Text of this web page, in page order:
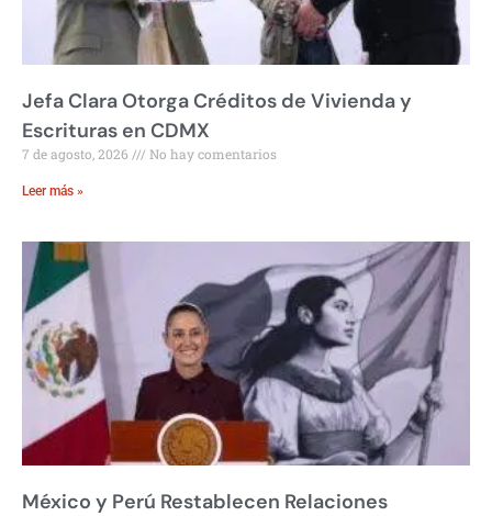
Jefa Clara Otorga Créditos de Vivienda y
Escrituras en CDMX
7 de agosto, 2026 No hay comentarios
Leer más »
México y Perú Restablecen Relaciones